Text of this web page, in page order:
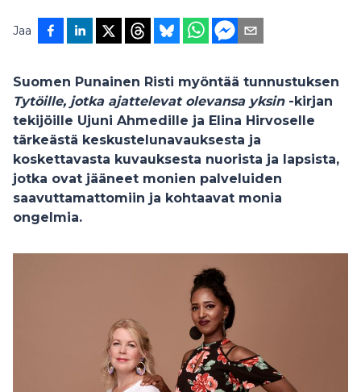
Jaa
Suomen Punainen Risti myöntää tunnustuksen
Tytöille, jotka ajattelevat olevansa yksin-kirjan
tekijöille Ujuni Ahmedille ja Elina Hirvoselle
tärkeästä keskustelunavauksesta ja
koskettavasta kuvauksesta nuorista ja lapsista,
jotka ovat jääneet monien palveluiden
saavuttamattomiin ja kohtaavat monia
ongelmia.